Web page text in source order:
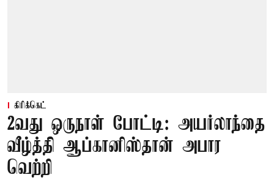
கிரிக்கெட்
2வது ஒருநாள் போட்டி: அயர்லாந்தை
வீழ்த்தி ஆப்கானிஸ்தான் அபார
வெற்றி